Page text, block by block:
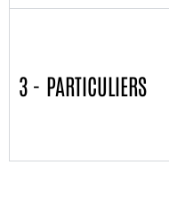
3 - PARTICULIERS